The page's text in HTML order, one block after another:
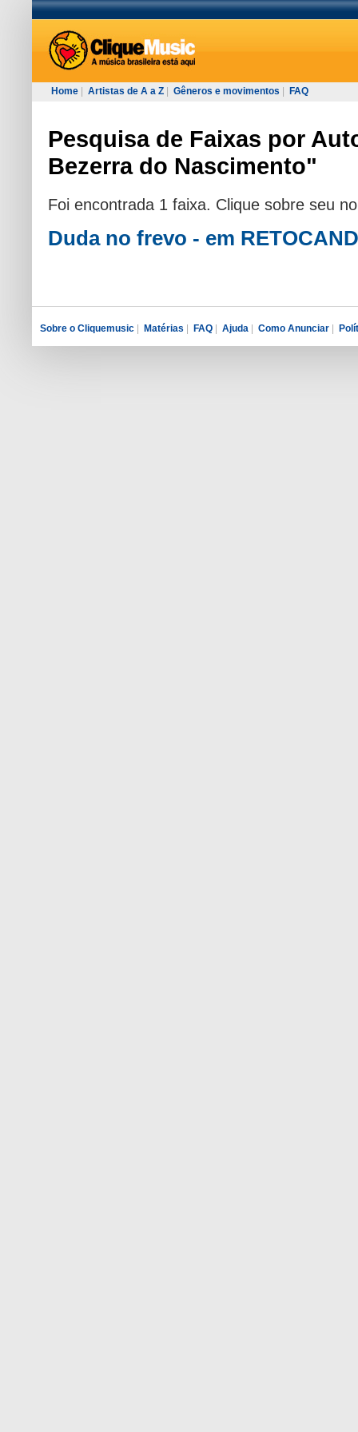
Home Artistas de A a Z Gêneros e movimentos FAQ
Pesquisa de Faixas por
Bezerra do Nascimento"
Foi encontrada 1 faixa. Clique sobre seu
Duda no frevo - em
Sobre o Cliquemusic | Matérias | FAQ | Ajuda | Como Anunciar |